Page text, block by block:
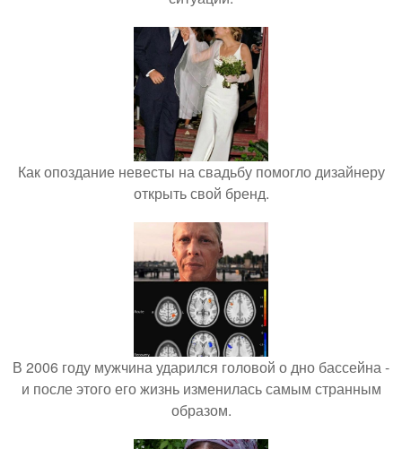
Как опоздание невесты на свадьбу помогло дизайнеру
открыть свой бренд.
В 2006 году мужчина ударился головой о дно бассейна -
и после этого его жизнь изменилась самым странным
образом.